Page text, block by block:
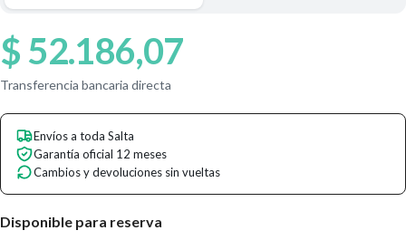
$ 52.186,07
Transferencia bancaria directa
Envíos a toda Salta
Garantía oficial 12 meses
Cambios y devoluciones sin vueltas
Disponible para reserva